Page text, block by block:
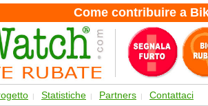
Come contribuire a
| Statistiche | Partners | Contattaci